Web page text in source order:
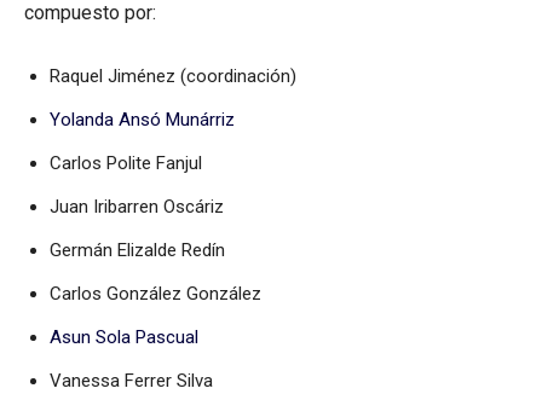
compuesto por:
Raquel Jiménez (coordinación)
Yolanda Ansó Munárriz
Carlos Polite Fanjul
Juan Iribarren Oscáriz
Germán Elizalde Redín
Carlos González González
Asun Sola Pascual
Vanessa Ferrer Silva